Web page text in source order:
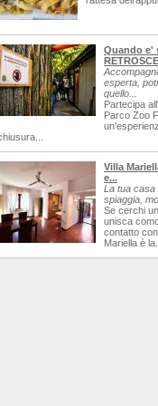
Quando e'
esperta,
quello...
Partecipa
Parco Zoo
Villa
e...
La tua casa
spiaggia,
Se cerchi
unisca
contatto
Mariella è la...